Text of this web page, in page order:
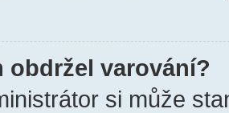
obdržel varování?
si může